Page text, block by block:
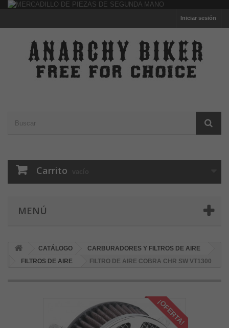
Iniciar sesión
Carrito vacío
MENÚ
CATÁLOGO
CARBURADORES Y FILTROS DE AIRE
FILTROS DE AIRE
FILTRO DE AIRE COBRA CHR SW VT1300
¡OFERTA!